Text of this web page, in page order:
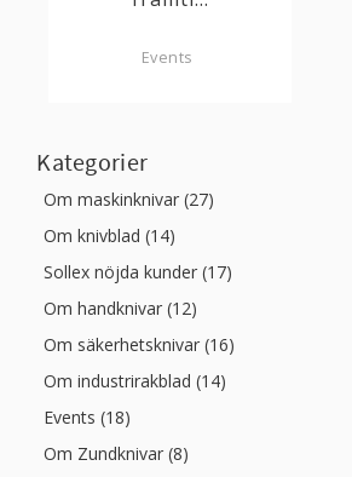
Events
Kategorier
Om maskinknivar (27)
Om knivblad (14)
Sollex nöjda kunder (17)
Om handknivar (12)
Om säkerhetsknivar (16)
Om industrirakblad (14)
Events (18)
Om Zundknivar (8)